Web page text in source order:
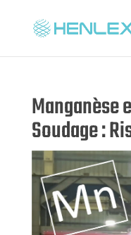
Manganèse
Soudage :